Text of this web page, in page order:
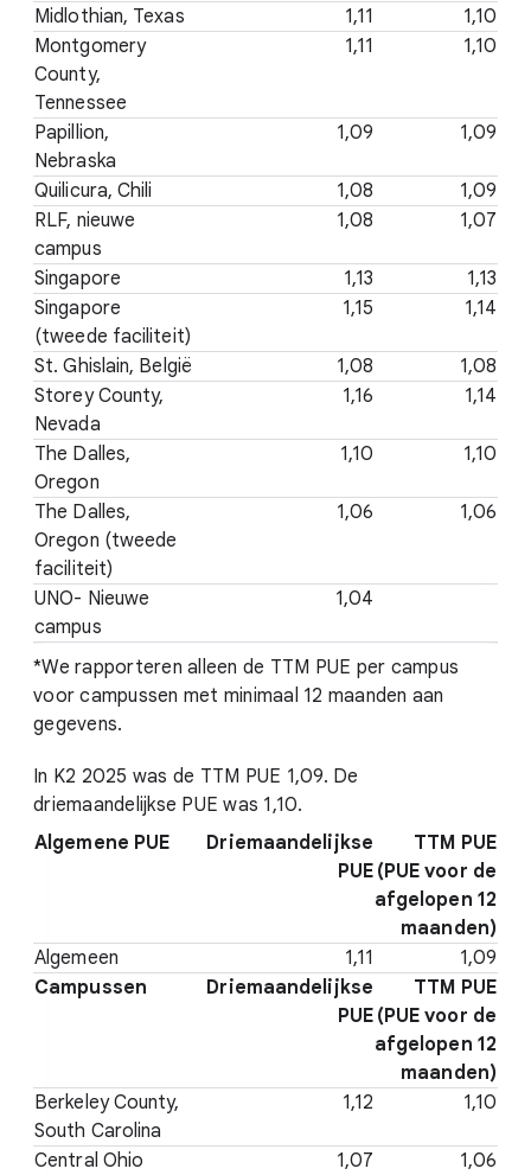
Midlothian, Texas 1,11
1,10
Montgomery
County,
Tennessee
1,11 1,10
Papillion,
Nebraska
1,09 1,09
Quilicura, Chili 1,08
1,09
RLF, nieuwe
campus
1,08 1,07
Singapore 1,13
1,13
Singapore
(tweede faciliteit)
1,15 1,14
St. Ghislain, België 1,08
1,08
Storey County,
Nevada
1,16 1,14
The Dalles,
Oregon
1,10 1,10
The Dalles,
Oregon (tweede
faciliteit)
1,06 1,06
UNO- Nieuwe
campus
1,04
*We rapporteren alleen de TTM PUE per campus
voor campussen met minimaal 12 maanden aan
gegevens.
In K2 2025 was de TTM PUE 1,09. De
driemaandelijkse PUE was 1,10.
Algemene PUE
Driemaandelijkse
PUE
TTM PUE
(PUE voor de
afgelopen 12
maanden)
Algemeen
1,11
1,09
Campussen
Driemaandelijkse
PUE
TTM PUE
(PUE voor de
afgelopen 12
maanden)
Berkeley County,
South Carolina
1,12 1,10
Central Ohio
1,07 1,06